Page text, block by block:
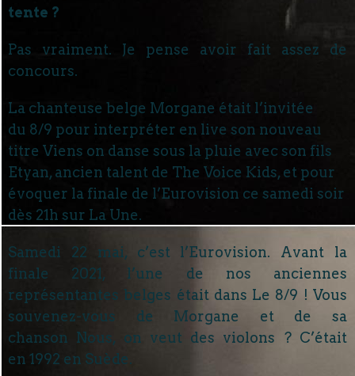
tente ?
Pas vraiment. Je pense avoir fait assez de
concours.
La chanteuse belge Morgane était l’invitée
du 8/9 pour interpréter en live son nouveau
titre Viens on danse sous la pluie avec son fils
Etyan, ancien talent de The Voice Kids, et pour
évoquer la finale de l’Eurovision ce samedi soir
dès 21h sur La Une.
Samedi 22 mai, c’est l’Eurovision. Avant la
finale 2021, l’une de nos anciennes
représentantes belges était dans Le 8/9 ! Vous
souvenez-vous de Morgane et de sa
chanson Nous, on veut des violons ? C’était
en 1992 en Suède.